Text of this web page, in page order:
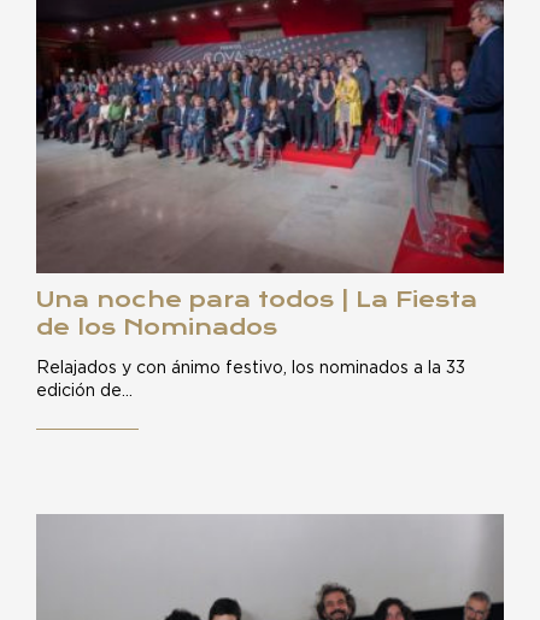
Una noche para todos | La Fiesta
de los Nominados
Relajados y con ánimo festivo, los nominados a la 33
edición de…